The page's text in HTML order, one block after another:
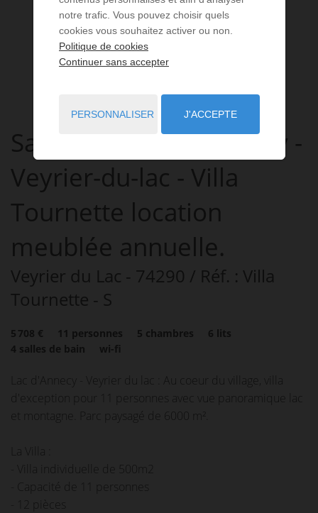
Savoielac - Lac d'Annecy -
Veyrier-du-lac - Villa
Tournette location
meublée annuelle.
Veyrier du Lac - 74290 / Réf. : Villa
Tournette - S
5 708 € 11 personnes 5 chambres 6 lits
4 salles de bain wi-fi
Lac d'Annecy - Veyrier du lac : Au coeur du village, villa
d'exception pour 11 personnes avec vue panoramique lac
et montagne. Parc paysagé de 6000 m².
- Villa individuelle de 500m2
- Capacité de 11 personnes
- 12 pièces
notre trafic. Vous pouvez choisir quels
cookies vous souhaitez activer ou non.
Politique de cookies
Continuer sans accepter
PERSONNALISER J'ACCEPTE